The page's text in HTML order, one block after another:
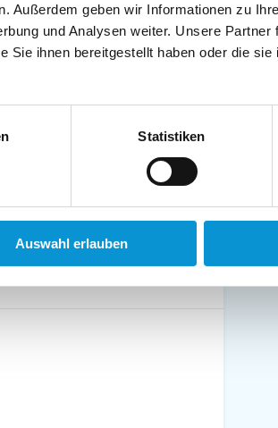
Außerdem geben wir Informationen zu
und Analysen weiter. Unsere Partner
Sie ihnen bereitgestellt haben oder die
Statistiken
Auswahl erlauben
Halbpension möglich